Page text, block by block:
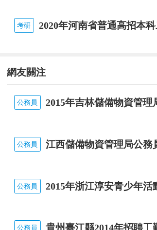
考研 2020年河南省普通高招本
網友關注
公務員 2015年吉林儲備物資管理
公務員 江西儲備物資管理局公務
公務員 2015年浙江淳安青少年活
公務員 貴州臺江縣2014年招聘工